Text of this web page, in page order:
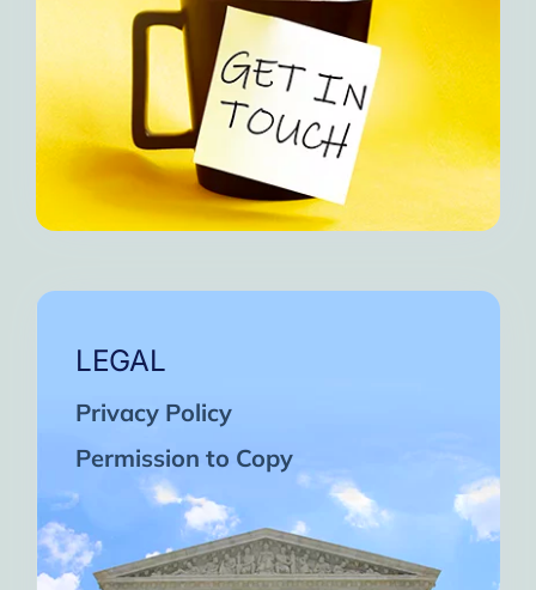
LEGAL
Privacy Policy
Permission to Copy